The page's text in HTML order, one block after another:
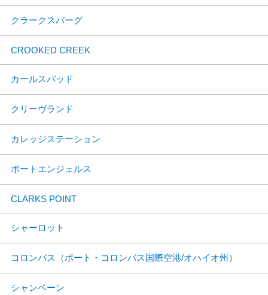
クラークスバーグ
CROOKED CREEK
カールスバッド
クリーヴランド
カレッジステーション
ポートエンジェルス
CLARKS POINT
シャーロット
コロンバス（ポート・コロンバス国際空港/オハイオ州）
シャンペーン